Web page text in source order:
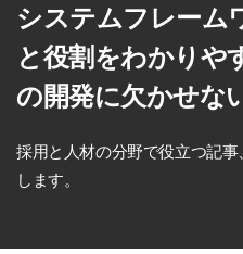
システムフレーム
と役割をわかりや
の開発に欠かせな
採用と人材の分野で役立つ記
します。